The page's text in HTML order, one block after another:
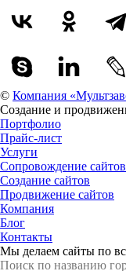
© Компания
Создание и
Портфолио
Прайс-лист
Услуги
Сопровождение сайтов
Создание сайтов
Продвижение сайтов
Компания
Блог
Контакты
Мы делаем сайты по